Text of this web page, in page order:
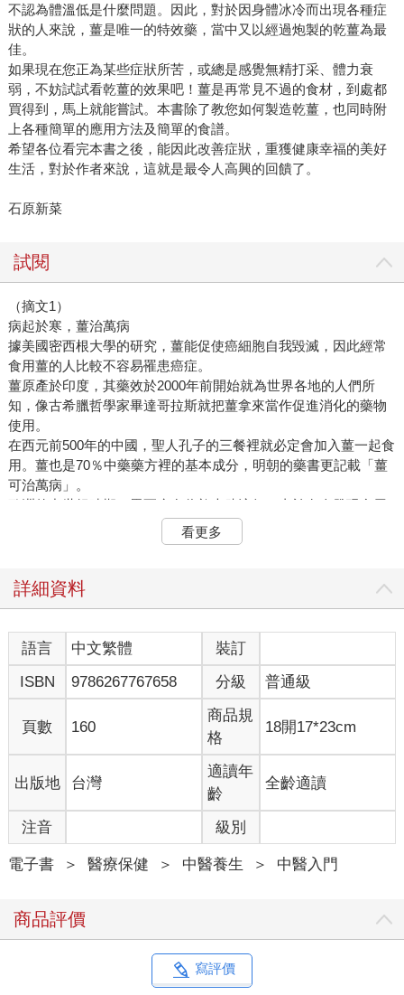
不認為體溫低是什麼問題。因此，對於因身體冰冷而出現各種症
狀的人來說，薑是唯一的特效藥，當中又以經過炮製的乾薑為最
佳。
如果現在您正為某些症狀所苦，或總是感覺無精打采、體力衰
弱，不妨試試看乾薑的效果吧！薑是再常見不過的食材，到處都
買得到，馬上就能嘗試。本書除了教您如何製造乾薑，也同時附
上各種簡單的應用方法及簡單的食譜。
希望各位看完本書之後，能因此改善症狀，重獲健康幸福的美好
生活，對於作者來說，這就是最令人高興的回饋了。
石原新菜
試閱
（摘文1）
病起於寒，薑治萬病
據美國密西根大學的研究，薑能促使癌細胞自我毀滅，因此經常
食用薑的人比較不容易罹患癌症。
薑原產於印度，其藥效於2000年前開始就為世界各地的人們所
知，像古希臘哲學家畢達哥拉斯就把薑拿來當作促進消化的藥物
使用。
在西元前500年的中國，聖人孔子的三餐裡就必定會加入薑一起食
用。薑也是70％中藥藥方裡的基本成分，明朝的藥書更記載「薑
可治萬病」。
歐洲的中世紀時期，黑死病在倫敦大肆流行，由於有人發現食用
薑能避免感染，掀起了吃薑的熱潮，生薑麵包也因此誕生。可以
說，自人類有歷史以來，薑就一直守護著我們每個人的健康。
的10倍以上，對於各種病症及身體上的不適更加有效。此外，它
炮製能提升薑辣素和薑烯酚的效果
既然生薑的效果已經這麼好，為什麼還要特地將它炮製過呢？
因為，透過加熱可以更加提升薑的保溫效果。對於古人在數千前
年就有這種智慧，我只能佩服得五體投地。
薑雖然具備多種藥效，最強的卻是保溫效果，對於寒氣入侵及身
體冰冷的人來說，薑簡直就是救命良藥。古時候的人為了找出薑
的最大藥效，不知道經歷了多少次的試驗及試藥。
最為人所知、也是西方醫學經常會用到的中藥藥方，是小柴胡湯
等的柴胡湯類。柴胡湯類包括小柴胡湯、大柴胡湯、柴胡桂枝
湯、柴胡桂枝乾薑湯等，當中對體弱的人補養效果最佳的，就是
柴胡桂枝乾薑湯。
佳的補養效果，而且在很早以前就為人所使用。
具體地來說，薑擁有薑辣素（Gingerol）及薑烯酚（Shogaol）這
兩種成分，也是薑的功效來源，而生薑中的薑辣素是薑烯酚的數
看更多
詳細資料
語言 中文繁體
裝訂
ISBN
9786267767658 分級 普通級
頁數 160
商品規
格
18開17*23cm
出版地 台灣
適讀年
齡
全齡適讀
注音 級別
電子書 ＞ 醫療保健 ＞ 中醫養生 ＞ 中醫入門
商品評價
寫評價